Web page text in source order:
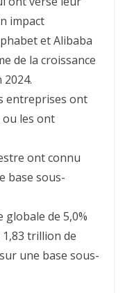
impact
et Alibaba
de la croissance
2024.
entreprises ont
ou les ont
ont connu
base sous-
globale de 5,0%
trillion de
une base sous-